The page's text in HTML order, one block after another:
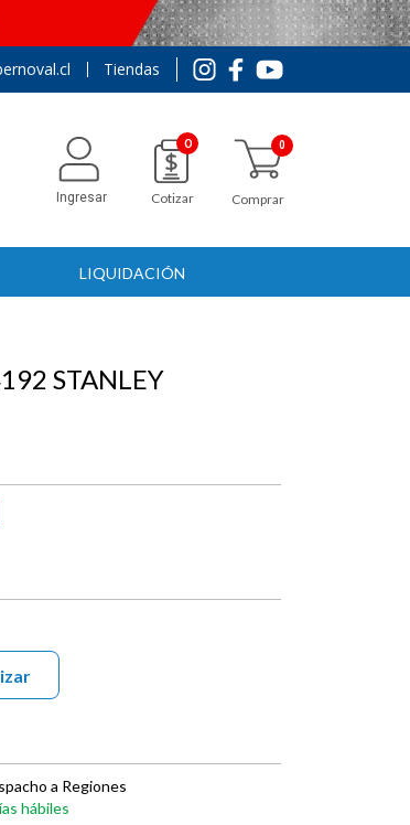
Tiendas
Ingresar
0
Cotizar Comprar
LIQUIDACIÓN
STANLEY
a Regiones
hábiles